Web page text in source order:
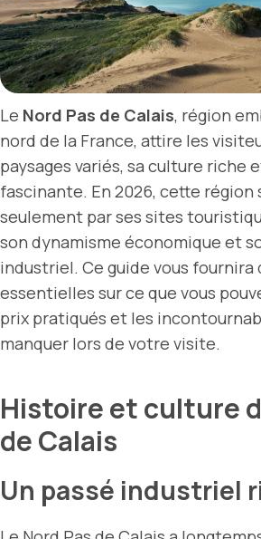
Le Nord Pas de Calais, région
nord de la France, attire les
paysages variés, sa culture riche
fascinante. En 2026, cette région
seulement par ses sites
son dynamisme économique et
industriel. Ce guide vous
essentielles sur ce que vous
prix pratiqués et les
manquer lors de votre visite.
Histoire et culture
de Calais
Un passé industriel